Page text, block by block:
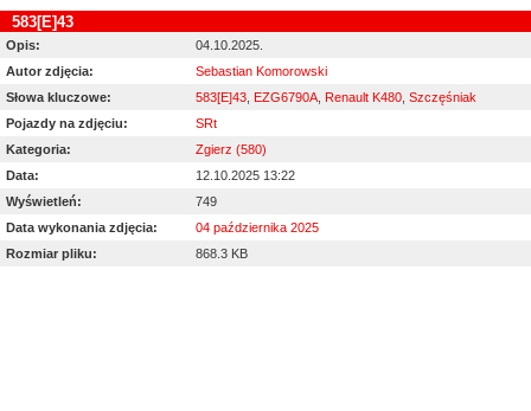
583[E]43
Opis:
04.10.2025.
Autor zdjęcia:
Sebastian Komorowski
Słowa kluczowe:
583[E]43 EZG6790A Renault K480 Szczęśniak
Pojazdy na zdjęciu:
SRt
Kategoria:
Zgierz (580)
Data:
12.10.2025 13:22
Wyświetleń:
749
Data wykonania zdjęcia:
04 października 2025
Rozmiar pliku:
868.3 KB